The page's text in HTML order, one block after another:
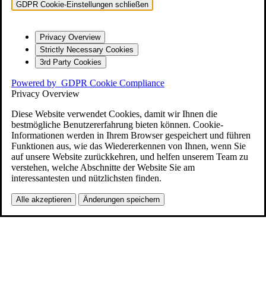
GDPR Cookie-Einstellungen schließen
Privacy Overview
Strictly Necessary Cookies
3rd Party Cookies
Powered by GDPR Cookie Compliance
Privacy Overview
Diese Website verwendet Cookies, damit wir Ihnen die
bestmögliche Benutzererfahrung bieten können. Cookie-
Informationen werden in Ihrem Browser gespeichert und führen
Funktionen aus, wie das Wiedererkennen von Ihnen, wenn Sie
auf unsere Website zurückkehren, und helfen unserem Team zu
verstehen, welche Abschnitte der Website Sie am
interessantesten und nützlichsten finden.
Alle akzeptieren Änderungen speichern